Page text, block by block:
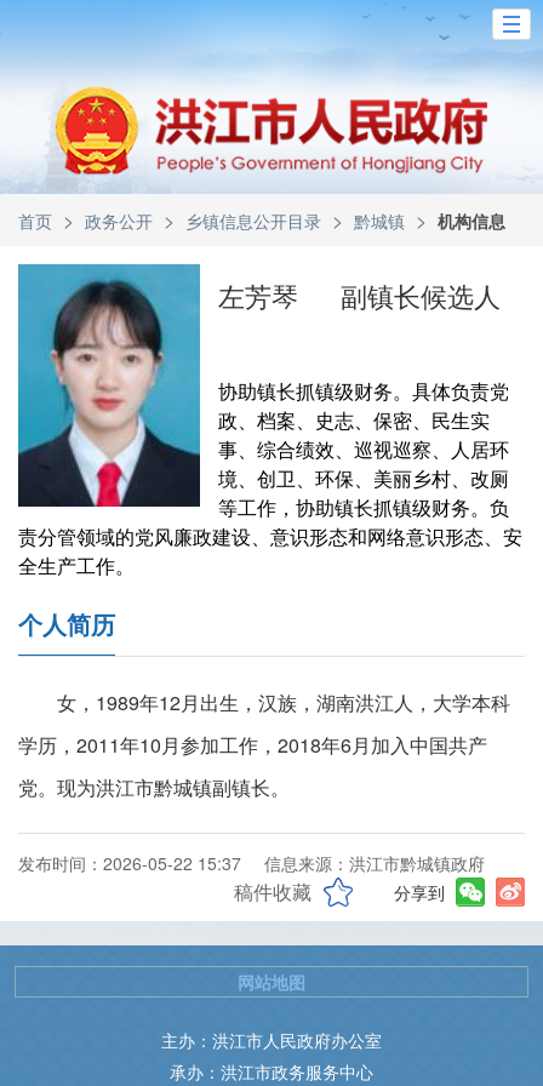
首页 > 政务公开 > 乡镇信息公开目录 > 黔城镇 > 机构信息
左芳琴 副镇长候选人
协助镇长抓镇级财务。具体负责党
政、档案、史志、保密、民生实
事、综合绩效、巡视巡察、人居环
境、创卫、环保、美丽乡村、改厕
等工作，协助镇长抓镇级财务。负
责分管领域的党风廉政建设、意识形态和网络意识形态、安
全生产工作。
个人简历
女，1989年12月出生，汉族，湖南洪江人，大学本科
学历，2011年10月参加工作，2018年6月加入中国共产
党。现为洪江市黔城镇副镇长。
发布时间：2026-05-22 15:37 信息来源：洪江市黔城镇政府
稿件收藏 分享到
主办：洪江市人民政府办公室
承办：洪江市政务服务中心
网站地图